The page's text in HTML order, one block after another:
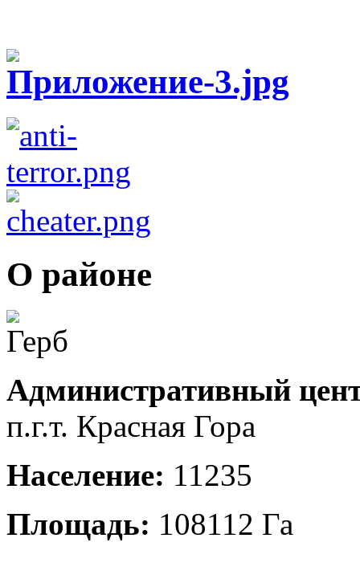
О районе
Административный
п.г.т. Красная Гора
Население: 11235
Площадь: 108112 Га